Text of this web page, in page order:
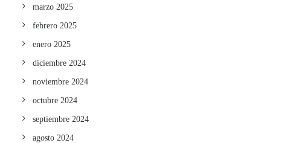
marzo 2025
febrero 2025
enero 2025
diciembre 2024
noviembre 2024
octubre 2024
septiembre 2024
agosto 2024